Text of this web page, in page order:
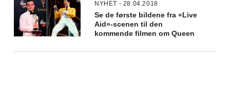
NYHET - 28.04.2018
Se de første bildene fra «Live
Aid»-scenen til den
kommende filmen om Queen